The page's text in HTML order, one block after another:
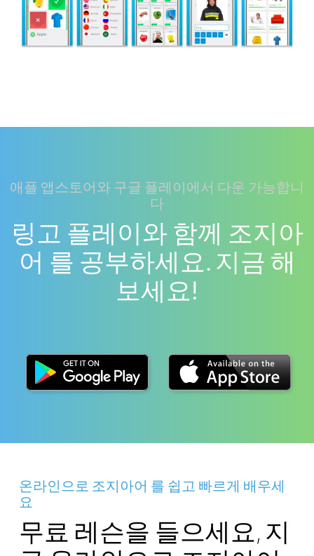
애플 앱스토어와 구글 플레이에서 다운 가능합니
다
링고 플레이와 함께 조지아
어 를 공부하세요. 지금 해
보세요!
온라인으로 조지아어 를 쉽고 빠르게 배우세
요
무료 레슨을 들으세요, 지